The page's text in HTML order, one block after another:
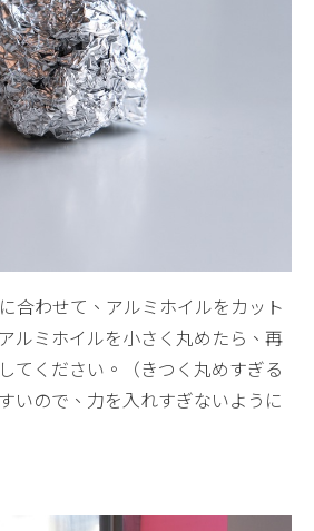
合わせて、アルミホイルをカット
ルミホイルを小さく丸めたら、再
てください。（きつく丸めすぎる
いので、力を入れすぎないように